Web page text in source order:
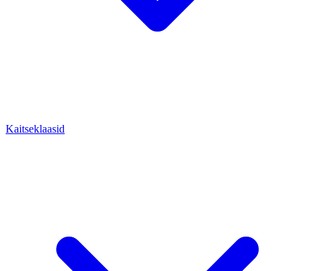
Kaitseklaasid